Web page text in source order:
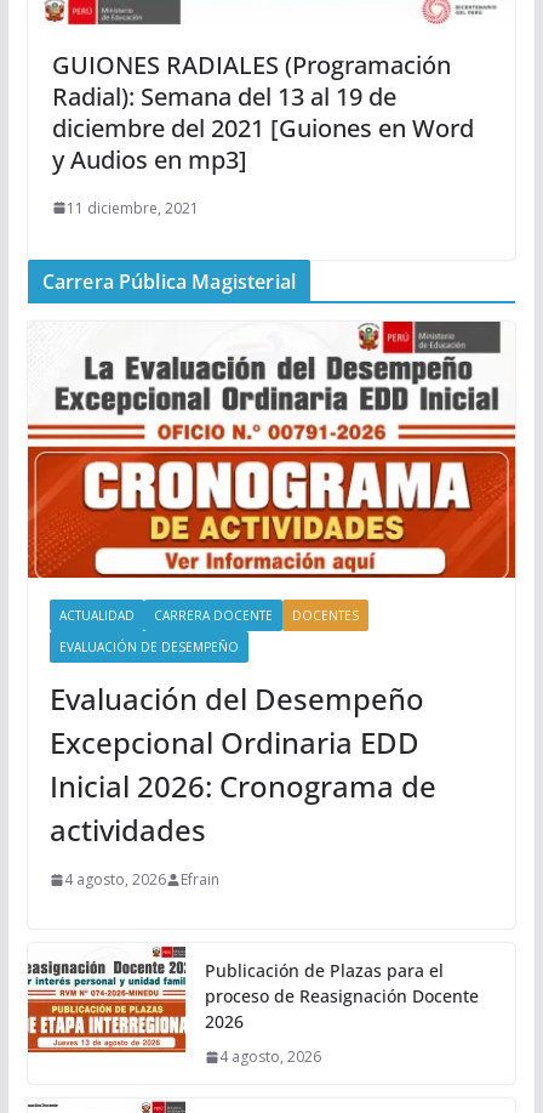
GUIONES RADIALES (Programación
Radial): Semana del 13 al 19 de
diciembre del 2021 [Guiones en Word
y Audios en mp3]
11 diciembre, 2021
Carrera Pública Magisterial
ACTUALIDAD CARRERA DOCENTE
DOCENTES
EVALUACIÓN DE DESEMPEÑO
Evaluación del Desempeño
Excepcional Ordinaria EDD
Inicial 2026: Cronograma de
actividades
4 agosto, 2026 Efrain
Publicación de Plazas para el
proceso de Reasignación Docente
2026
4 agosto, 2026